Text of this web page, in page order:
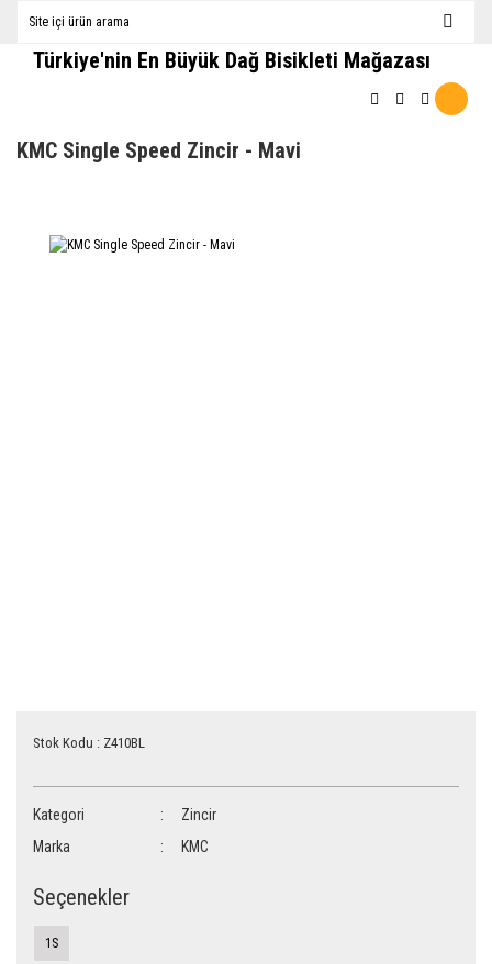
Türkiye'nin En Büyük Dağ Bisikleti Mağazası
KMC Single Speed Zincir - Mavi
Stok Kodu : Z410BL
Kategori
Zincir
Marka
KMC
Seçenekler
1S